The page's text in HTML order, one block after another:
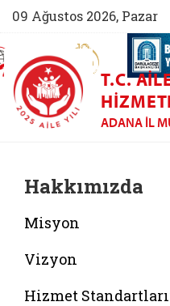
09 Ağustos 2026, Pazar
(yeni sekmede açılır)
AİLEM İletişim Merkezi (yeni
Aile ve Nüfus
T.C.
ADANA İL
Hakkımızda
Misyon
Vizyon
Hizmet